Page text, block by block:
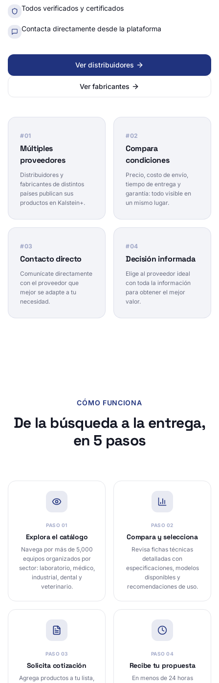
Todos verificados y certificados
Contacta directamente desde la plataforma
Ver distribuidores
Ver fabricantes
#01
Múltiples
proveedores
Distribuidores y
fabricantes de distintos
países publican sus
productos en Kalstein+.
#02
Compara
condiciones
Precio, costo de envío,
tiempo de entrega y
garantía: todo visible en
un mismo lugar.
#03
Contacto directo
Comunícate directamente
con el proveedor que
mejor se adapte a tu
necesidad.
#04
Decisión informada
Elige al proveedor ideal
con toda la información
para obtener el mejor
valor.
CÓMO FUNCIONA
De la búsqueda a la entrega,
en 5 pasos
PASO 01
Explora el catálogo
Navega por más de 5,000
equipos organizados por
sector: laboratorio, médico,
industrial, dental y
veterinario.
PASO 02
Compara y selecciona
Revisa fichas técnicas
detalladas con
especificaciones, modelos
disponibles y
recomendaciones de uso.
PASO 03
Solicita cotización
Agrega productos a tu lista,
PASO 04
Recibe tu propuesta
En menos de 24 horas